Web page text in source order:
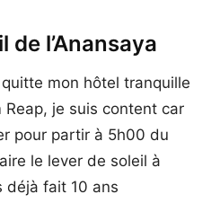
de l’Anansaya
mon hôtel tranquille
je suis content car
pour partir à 5h00 du
le lever de soleil à
déjà fait 10 ans